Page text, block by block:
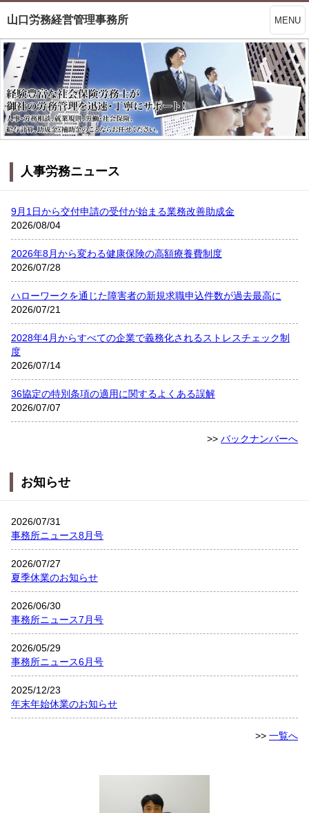
山口労務経営管理事務所 MENU
人事労務ニュース
9月1日から交付申請の受付が始まる業務改善助成金
2026/08/04
2026年8月から変わる健康保険の高額療養費制度
2026/07/28
ハローワークを通じた障害者の新規求職申込件数が過去最高に
2026/07/21
2028年4月からすべての企業で義務化されるストレスチェック制
度
2026/07/14
36協定の特別条項の適用に関するよくある誤解
2026/07/07
>> バックナンバーへ
お知らせ
2026/07/31
事務所ニュース8月号
2026/07/27
夏季休業のお知らせ
2026/06/30
事務所ニュース7月号
2026/05/29
事務所ニュース6月号
2025/12/23
年末年始休業のお知らせ
>> 一覧へ